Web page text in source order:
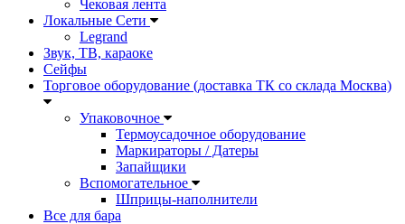
Чековая лента
Локальные Сети
Legrand
Звук, ТВ, караоке
Сейфы
Торговое оборудование (доставка ТК со склада Москва)
Упаковочное
Термоусадочное оборудование
Маркираторы / Датеры
Запайщики
Вспомогательное
Шприцы-наполнители
Все для бара